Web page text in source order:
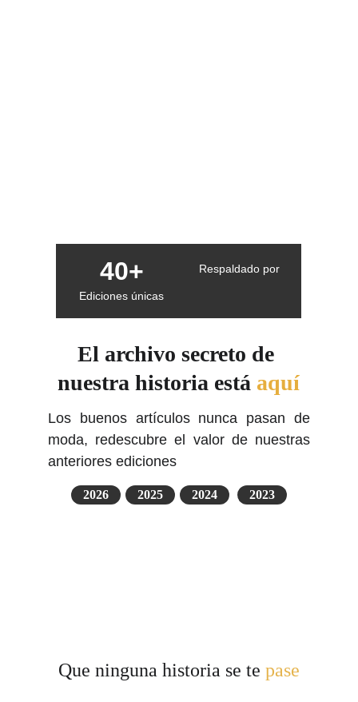
40+ Respaldado por
Ediciones únicas
El archivo secreto de
nuestra historia está aquí
Los buenos artículos nunca pasan de
moda, redescubre el valor de nuestras
anteriores ediciones
2026 2025 2024 2023
Que ninguna historia se te pase